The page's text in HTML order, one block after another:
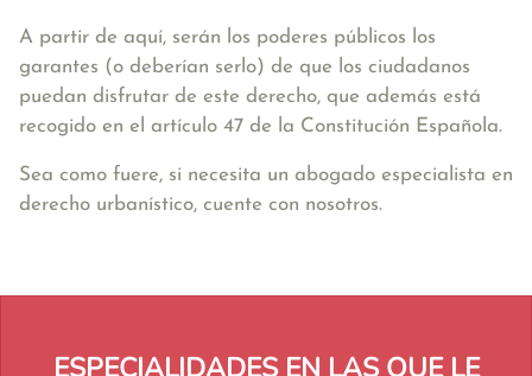
A partir de aquí, serán los poderes públicos los
garantes (o deberían serlo) de que los ciudadanos
puedan disfrutar de este derecho, que además está
recogido en el artículo 47 de la Constitución Española.
Sea como fuere, si necesita un abogado especialista en
derecho urbanístico, cuente con nosotros.
ESPECIALIDADES EN LAS QUE LE